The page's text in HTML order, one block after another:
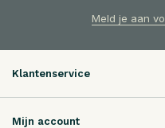
Meld je aan
Klantenservice
Mijn account